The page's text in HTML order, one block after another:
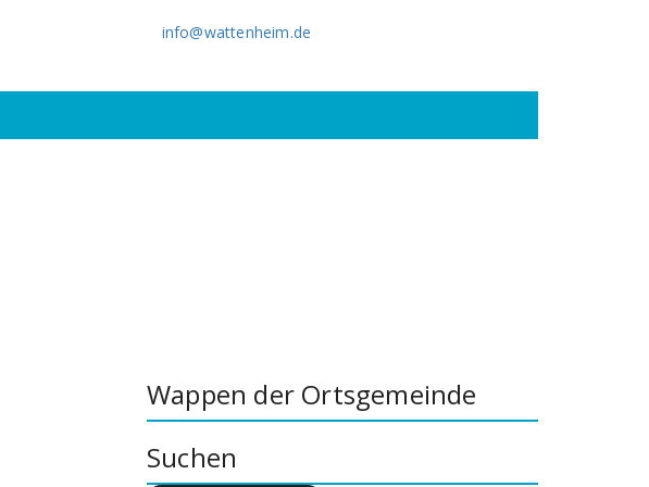
info@wattenheim.de
Wappen der Ortsgemeinde
Suchen